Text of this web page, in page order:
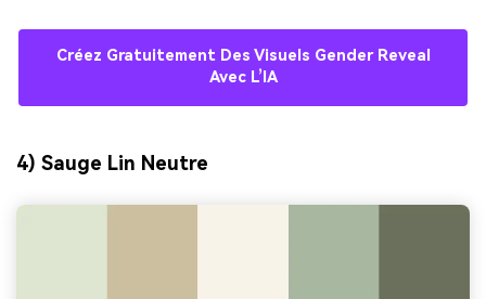
Créez Gratuitement Des Visuels Gender Reveal
Avec L’IA
4) Sauge Lin Neutre